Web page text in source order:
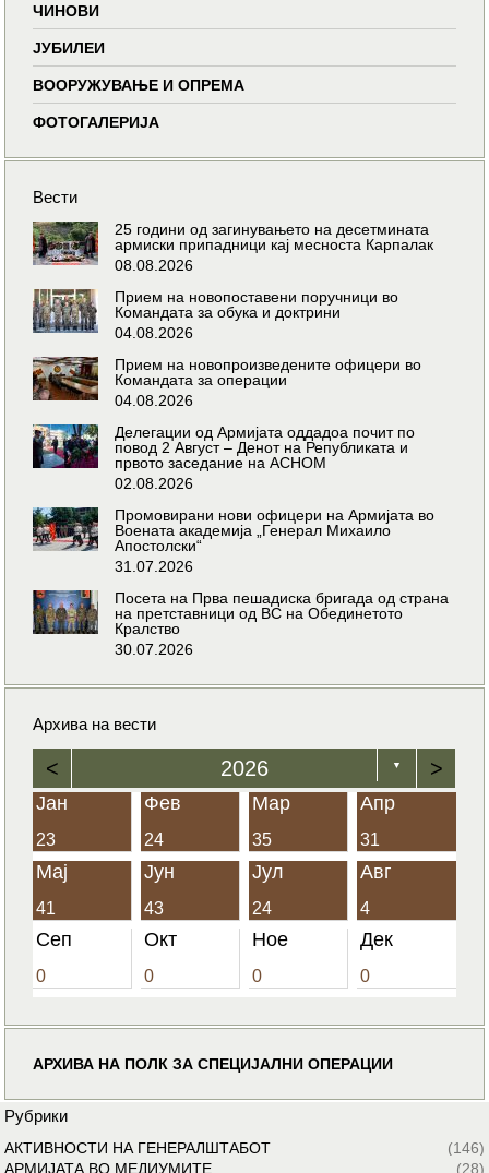
ЧИНОВИ
ЈУБИЛЕИ
ВООРУЖУВАЊЕ И ОПРЕМА
ФОТОГАЛЕРИЈА
Вести
25 години од загинувањето на десетмината
армиски припадници кај месноста Карпалак
08.08.2026
Прием на новопоставени поручници во
Командата за обука и доктрини
04.08.2026
Прием на новопроизведените офицери во
Командата за операции
04.08.2026
Делегации од Армијата оддадоа почит по
повод 2 Август – Денот на Републиката и
првото заседание на АСНОМ
02.08.2026
Промовирани нови офицери на Армијата во
Воената академија „Генерал Михаило
Апостолски“
31.07.2026
Посета на Прва пешадиска бригада од страна
на претставници од ВС на Обединетото
Кралство
30.07.2026
Архива на вести
< 2026 ▼ >
Јан
23
Фев
24
Мар
35
Апр
31
Мај
41
Јун
43
Јул
24
Авг
4
Сеп
0
Окт
0
Ное
0
Дек
0
АРХИВА НА ПОЛК ЗА СПЕЦИЈАЛНИ ОПЕРАЦИИ
Рубрики
АКТИВНОСТИ НА ГЕНЕРАЛШТАБОТ
(146)
АРМИЈАТА ВО МЕДИУМИТЕ
(28)